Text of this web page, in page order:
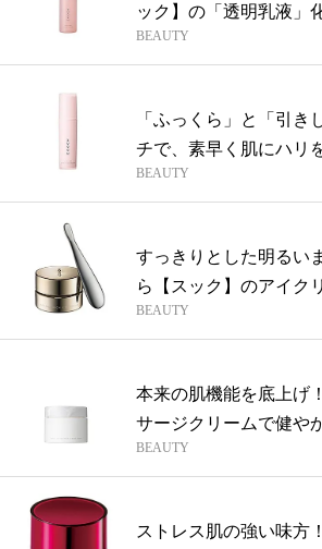
ック】の「透明乳液」
BEAUTY
「ふっくら」と「引き
チで、素早く肌にハリ
の美...
BEAUTY
すっきりとした明るい
ら【スック】のアイク
BEAUTY
本来の肌機能を底上げ
サージクリームで健や
BEAUTY
ストレス肌の強い味方